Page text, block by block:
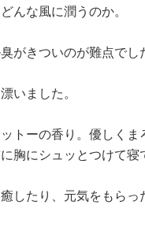
んな風に潤うのか。
がきついのが難点でし
いました。
トーの香り。優しくま
胸にシュッとつけて寝
したり、元気をもらっ